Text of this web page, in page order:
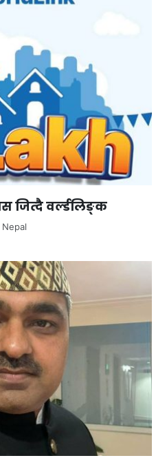
जित्दै वर्ल्डलिङ्क